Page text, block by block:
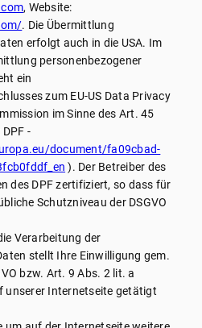
, Website:
. Die Übermittlung
erfolgt auch in die USA. Im
personenbezogener
ein
zum EU-US Data Privacy
im Sinne des Art. 45
-
document/fa09cbad-
). Der Betreiber des
des DPF zertifiziert, so dass für
Schutzniveau der DSGVO
Verarbeitung der
stellt Ihre Einwilligung gem.
bzw. Art. 9 Abs. 2 lit. a
unserer Internetseite getätigt